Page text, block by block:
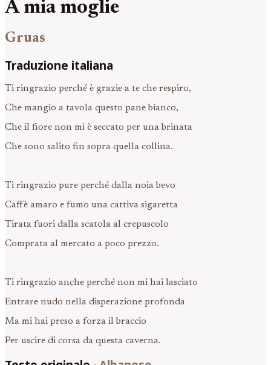
A mia moglie
Gruas
Traduzione italiana
Ti ringrazio perché è grazie a te che respiro,
Che mangio a tavola questo pane bianco,
Che il fiore non mi è seccato per una brinata
Che sono salito fin sopra quella collina.
Ti ringrazio pure perché dalla noia bevo
Caffè amaro e fumo una cattiva sigaretta
Tirata fuori dalla scatola al crepuscolo
Comprata al mercato a poco prezzo.
Ti ringrazio anche perché non mi hai lasciato
Entrare nudo nella disperazione profonda
Ma mi hai preso a forza il braccio
Per uscire di corsa da questa caverna.